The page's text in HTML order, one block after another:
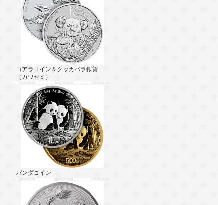
コアラコイン＆クッカバラ銀貨
（カワセミ）
パンダコイン